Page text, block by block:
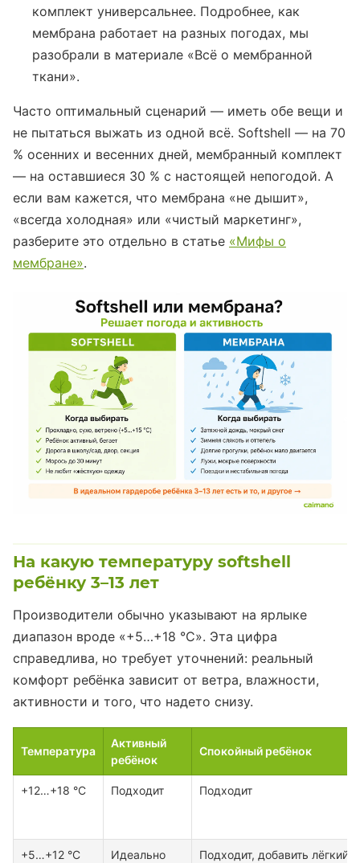
комплект универсальнее. Подробнее, как
мембрана работает на разных погодах, мы
разобрали в материале «Всё о мембранной
ткани».
Часто оптимальный сценарий — иметь обе вещи и
не пытаться выжать из одной всё. Softshell — на 70
% осенних и весенних дней, мембранный комплект
— на оставшиеся 30 % с настоящей непогодой. А
если вам кажется, что мембрана «не дышит»,
«всегда холодная» или «чистый маркетинг»,
разберите это отдельно в статье «Мифы о
мембране».
На какую температуру softshell
ребёнку 3–13 лет
Производители обычно указывают на ярлыке
диапазон вроде «+5…+18 °C». Эта цифра
справедлива, но требует уточнений: реальный
комфорт ребёнка зависит от ветра, влажности,
активности и того, что надето снизу.
Температура
Активный
ребёнок
Спокойный ребёнок
+12…+18 °C Подходит Подходит
+5…+12 °C Идеально
Подходит, добавить лёгкий